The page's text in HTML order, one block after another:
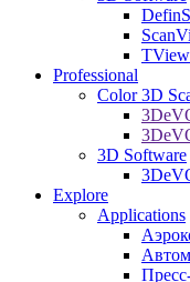
Professional
Color 3D
3D Software
Explore
Applications